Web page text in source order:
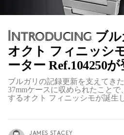
Introducing ブ
オクト フィニッシ
ーター Ref.104250が
ブルガリの記録更新を支えてき
37mmケースに収められたこと
するオクト フィニッシモが誕生
JAMES STACEY